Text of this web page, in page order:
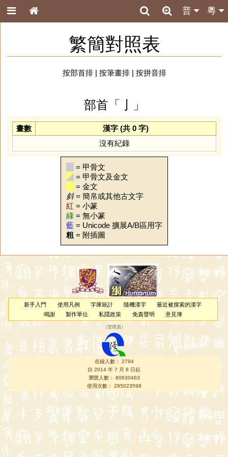
粵
普
繁簡對照表
按部首排| 按筆畫排| 按拼音排
部首「亅」
畫數
漢字 (共 0 字)
沒有紀錄
= 甲骨文
= 甲骨文及金文
= 金文
斜= 簡帛或其他古文字
紅 = 小篆
綠 = 無小篆
藍 = Unicode 擴展A/B區用字
粗 = 附插圖
新手入門 使用凡例 字庫統計 隨機漢字
最近被搜索的漢字
鳴謝
製作單位 私隱政策 免責聲明 意見簿
（管理員 ）
在線人數： 2794
自 2014 年 7 月 8 日起
瀏覽人數： 80630463
使用次數： 295023598